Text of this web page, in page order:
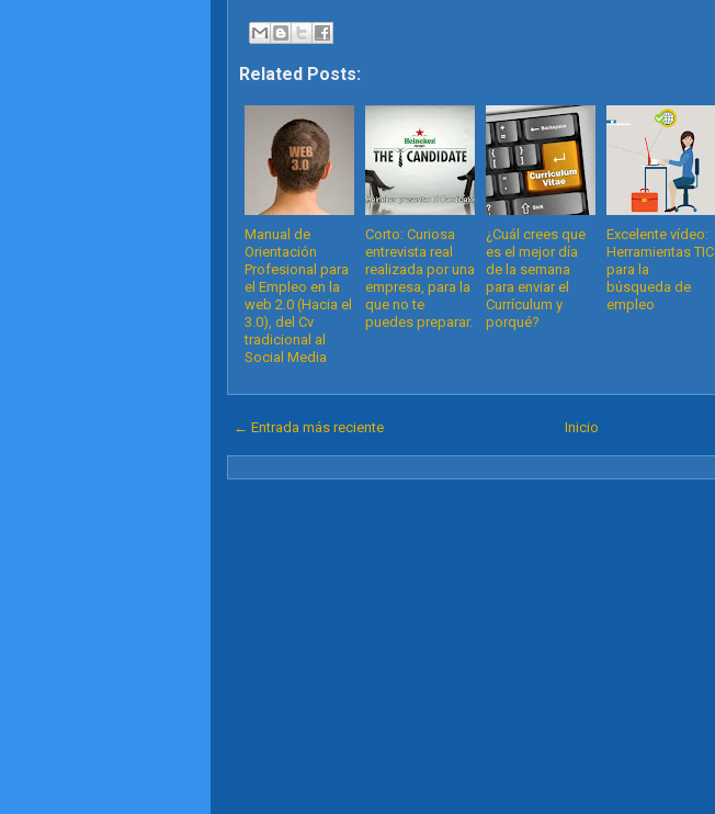
Related Posts:
Manual de
Orientación
Profesional para
el Empleo en la
web 2.0 (Hacia el
3.0), del Cv
tradicional al
Social Media
Corto: Curiosa
entrevista real
realizada por una
empresa, para la
que no te
puedes preparar.
¿Cuál crees que
es el mejor día
de la semana
para enviar el
Currículum y
porqué?
Excelente vídeo:
Herramientas TIC
para la
búsqueda de
empleo
← Entrada más reciente Inicio